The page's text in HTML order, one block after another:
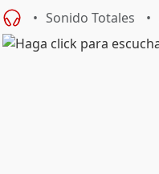
Sonido Totales